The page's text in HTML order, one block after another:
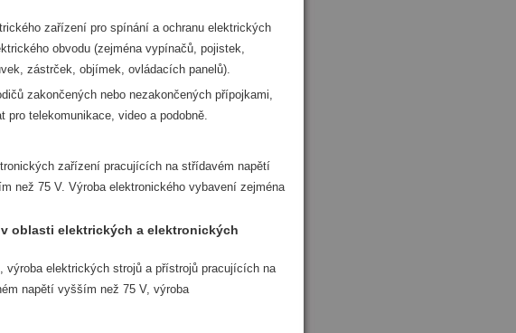
zařízení pro spínání a ochranu elektrických
obvodu (zejména vypínačů, pojistek,
zástrček, objímek, ovládacích panelů).
zakončených nebo nezakončených přípojkami,
pro telekomunikace, video a podobně.
zařízení pracujících na střídavém napětí
než 75 V. Výroba elektronického vybavení zejména
oblasti elektrických a elektronických
elektrických strojů a přístrojů pracujících na
napětí vyšším než 75 V, výroba